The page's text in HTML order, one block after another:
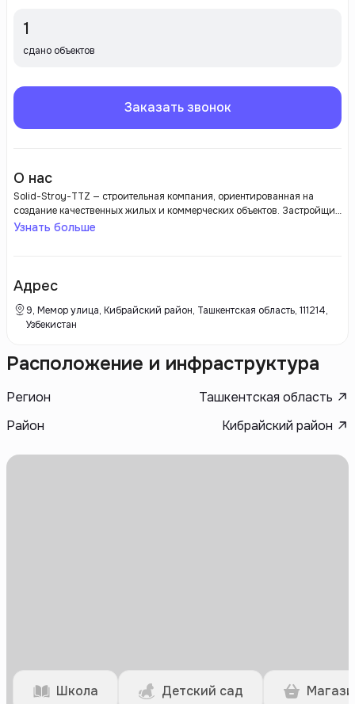
1
сдано объектов
Заказать звонок
О нас
Solid-Stroy-TTZ — строительная компания, ориентированная на
создание качественных жилых и коммерческих объектов. Застройщик
известен своей репутацией за надежность и ответственность в
объектов. Компания акцентирует внимание на функциональности и
эстетике своих проектов, создавая комфортные условия для жизни и
работы.
Узнать больше
Адрес
9, Мемор улица, Кибрайский район, Ташкентская область, 111214,
Узбекистан
Расположение и инфраструктура
Регион
Ташкентская область
Район
Кибрайский район
Школа Детский сад